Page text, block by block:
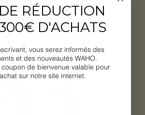
RÉDUCTION
D'ACHATS
vous serez informés des
et des nouveautés WAHO.
coupon de bienvenue valable pour
sur notre site internet.